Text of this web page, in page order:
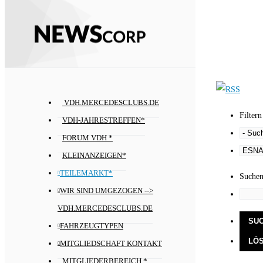
VDH.MERCEDESCLUBS.DE
VDH-JAHRESTREFFEN*
FORUM VDH *
KLEINANZEIGEN*
TEILEMARKT*
WIR SIND UMGEZOGEN -->
VDH.MERCEDESCLUBS.DE
FAHRZEUGTYPEN
MITGLIEDSCHAFT KONTAKT
MITGLIEDERBEREICH *
Filtern
Suchen